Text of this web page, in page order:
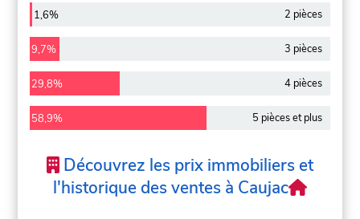
1,6% 2 pièces
9,7% 3 pièces
29,8% 4 pièces
58,9% 5 pièces et plus
Découvrez les prix immobiliers et
l'historique des ventes à Caujac